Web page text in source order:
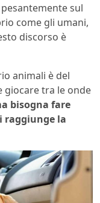
sul
come gli umani,
discorso è
animali è del
giocare tra le onde
bisogna fare
raggiunge la